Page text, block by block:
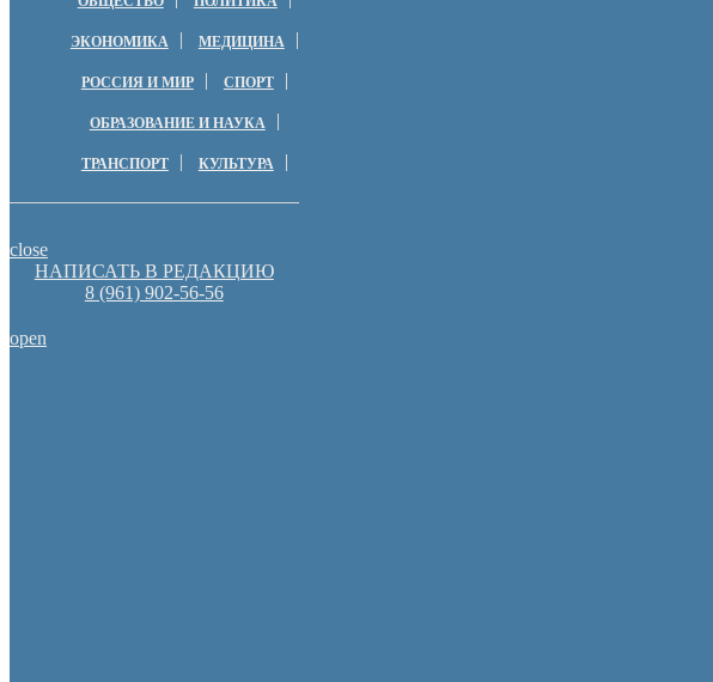
ЭКОНОМИКА МЕДИЦИНА
РОССИЯ И МИР СПОРТ
ОБРАЗОВАНИЕ И НАУКА
ТРАНСПОРТ КУЛЬТУРА
close
НАПИСАТЬ В РЕДАКЦИЮ
8 (961) 902-56-56
open